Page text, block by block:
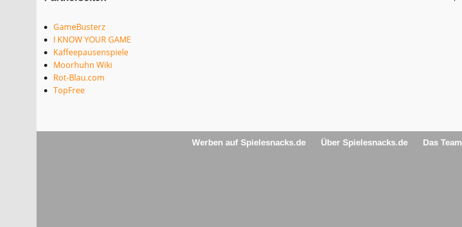
GameBusterz
I KNOW YOUR GAME
Kaffeepausenspiele
Moorhuhn Wiki
Rot-Blau.com
TopFree
Werben auf Spielesnacks.de Über Spielesnacks.de Das Team